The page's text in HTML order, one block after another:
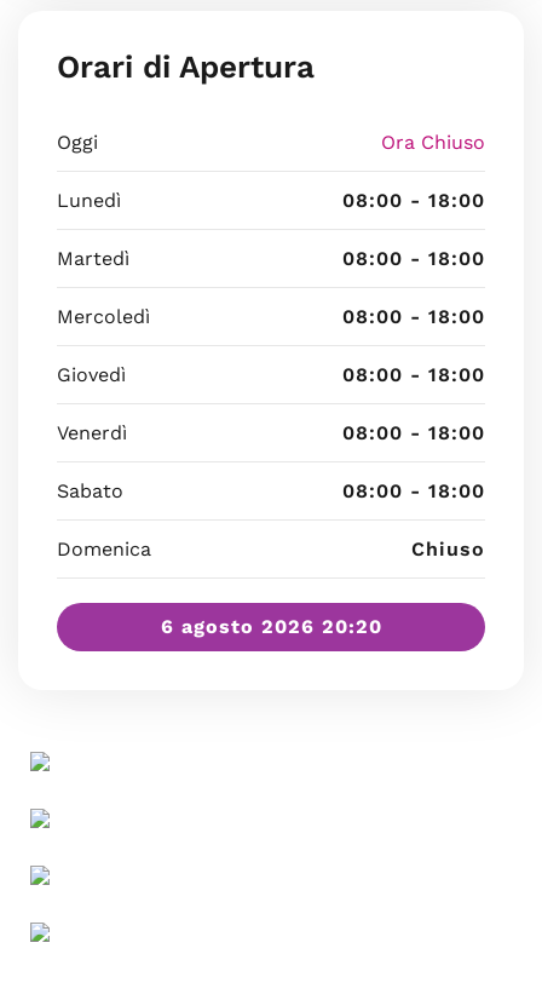
Orari di Apertura
Oggi Ora Chiuso
Lunedì 08:00 - 18:00
Martedì 08:00 - 18:00
Mercoledì 08:00 - 18:00
Giovedì 08:00 - 18:00
Venerdì 08:00 - 18:00
Sabato 08:00 - 18:00
Domenica Chiuso
6 agosto 2026 20:20